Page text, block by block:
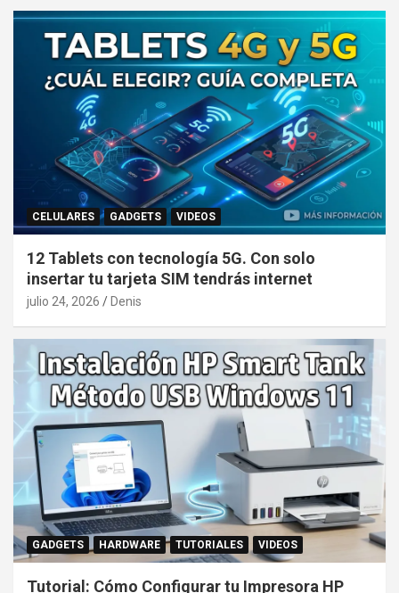
CELULARES GADGETS VIDEOS
12 Tablets con tecnología 5G. Con solo
insertar tu tarjeta SIM tendrás internet
julio 24, 2026 Denis
GADGETS HARDWARE TUTORIALES VIDEOS
Tutorial: Cómo Configurar tu Impresora HP